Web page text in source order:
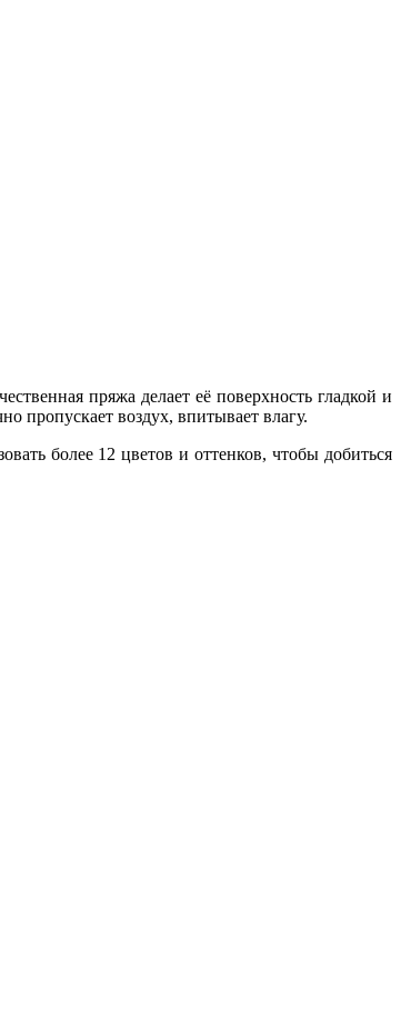
пряжа делает её поверхность гладкой и
пропускает воздух, впитывает влагу.
более 12 цветов и оттенков, чтобы добиться